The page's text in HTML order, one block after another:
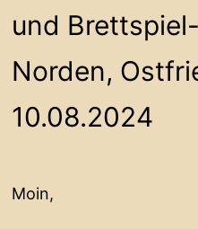
und
Norden,
10.08.2024
Moin,